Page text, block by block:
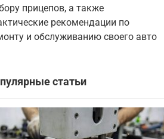
прицепов, а также
рекомендации по
и обслуживанию своего авто
статьи